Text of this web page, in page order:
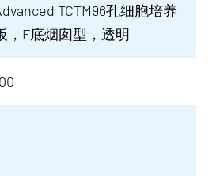
TCTM96孔细胞培养
，F底烟囱型，透明